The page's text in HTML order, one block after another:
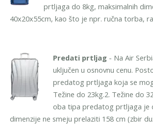
prtljaga do 8kg, maksimalnih
40x20x55cm, kao što je npr. ručna torba,
Predati prtljag - Na Air
uključen u osnovnu cenu.
predatog prtljaga koja se
Težine do 23kg.2. Težine do
oba tipa predatog prtljaga je
dimenzije ne smeju prelaziti 158 cm (zbir